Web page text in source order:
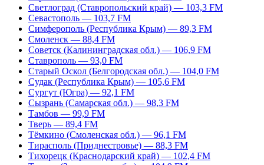
Светлоград (Ставропольский край) — 103,3 FM
Севастополь — 103,7 FM
Симферополь (Республика Крым) — 89,3 FM
Смоленск — 88,4 FM
Советск (Калининградская обл.) — 106,9 FM
Ставрополь — 93,0 FM
Старый Оскол (Белгородская обл.) — 104,0 FM
Судак (Республика Крым) — 105,6 FM
Сургут (Югра) — 92,1 FM
Сызрань (Самарская обл.) — 98,3 FM
Тамбов — 99,9 FM
Тверь — 89,4 FM
Тёмкино (Смоленская обл.) — 96,1 FM
Тирасполь (Приднестровье) — 88,3 FM
Тихорецк (Краснодарский край) — 102,4 FM